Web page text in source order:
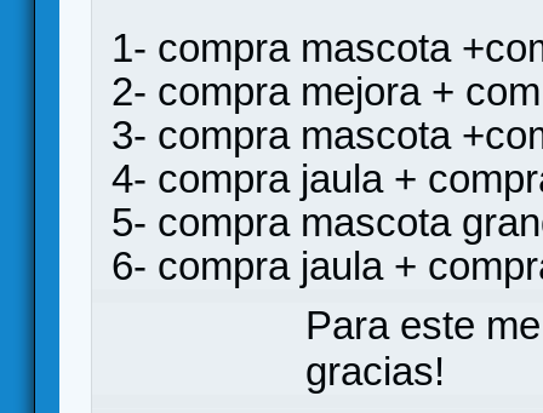
1- compra mascota
2- compra mejora +
3- compra mascota
4- compra jaula +
5- compra mascota
6- compra jaula +
Para este
gracias!